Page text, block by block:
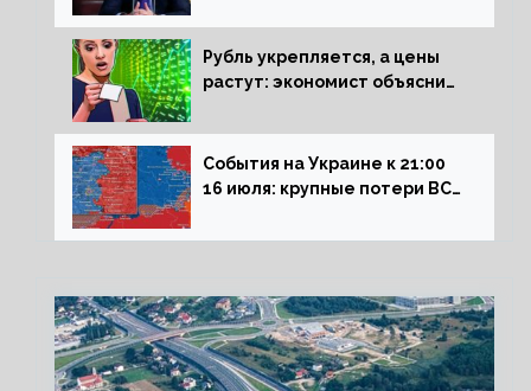
Рубль укрепляется, а цены
растут: экономист объяснил
на рынок РФ
События на Украине к 21:00
16 июля: крупные потери ВСУ
обстреливает Донбасс из